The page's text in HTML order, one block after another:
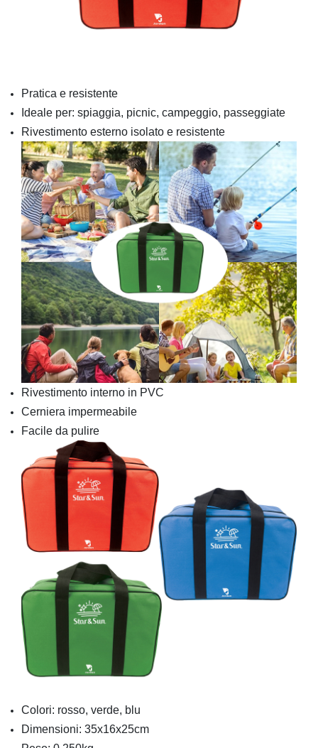
Pratica e resistente
Ideale per: spiaggia, picnic, campeggio, passeggiate
Rivestimento esterno isolato e resistente
Rivestimento interno in PVC
Cerniera impermeabile
Facile da pulire
Colori: rosso, verde, blu
Dimensioni: 35x16x25cm